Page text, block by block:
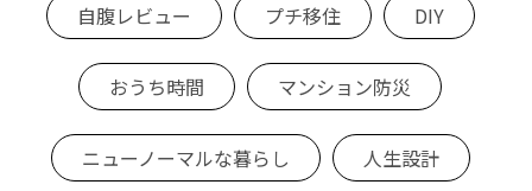
自腹レビュー プチ移住 DIY
おうち時間 マンション防災
ニューノーマルな暮らし 人生設計